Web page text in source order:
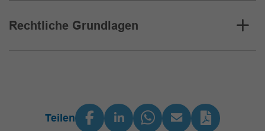
Rechtliche Grundlagen
Teilen